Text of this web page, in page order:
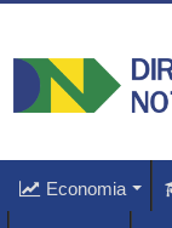
Economia